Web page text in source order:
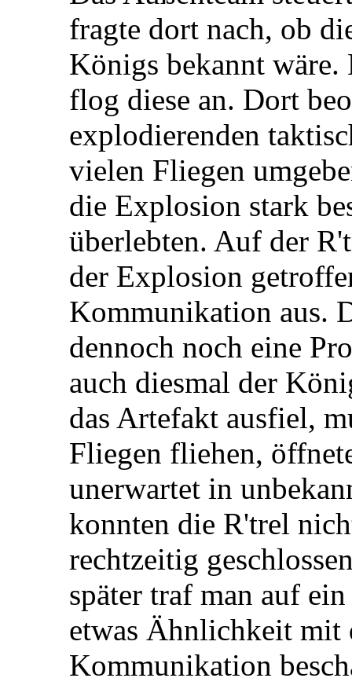
fragte dort nach, ob
Königs bekannt
flog diese an. Dort
explodierenden
vielen Fliegen
die Explosion stark
überlebten. Auf der
der Explosion
Kommunikation aus.
dennoch noch eine
auch diesmal der
das Artefakt ausfiel,
Fliegen fliehen,
unerwartet in
konnten die R'trel
rechtzeitig
später traf man auf
etwas Ähnlichkeit mit
Kommunikation